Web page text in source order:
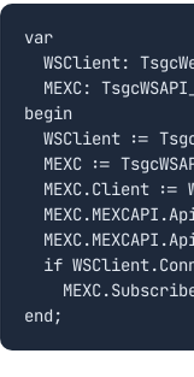
var
WSClient:
MEXC:
begin
WSClient :=
MEXC :=
MEXC.Client :=
if